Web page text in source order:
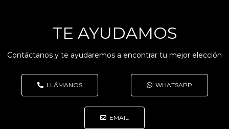
TE AYUDAMOS
Contáctanos y te ayudaremos a encontrar tu mejor elección
LLÁMANOS WHATSAPP
EMAIL